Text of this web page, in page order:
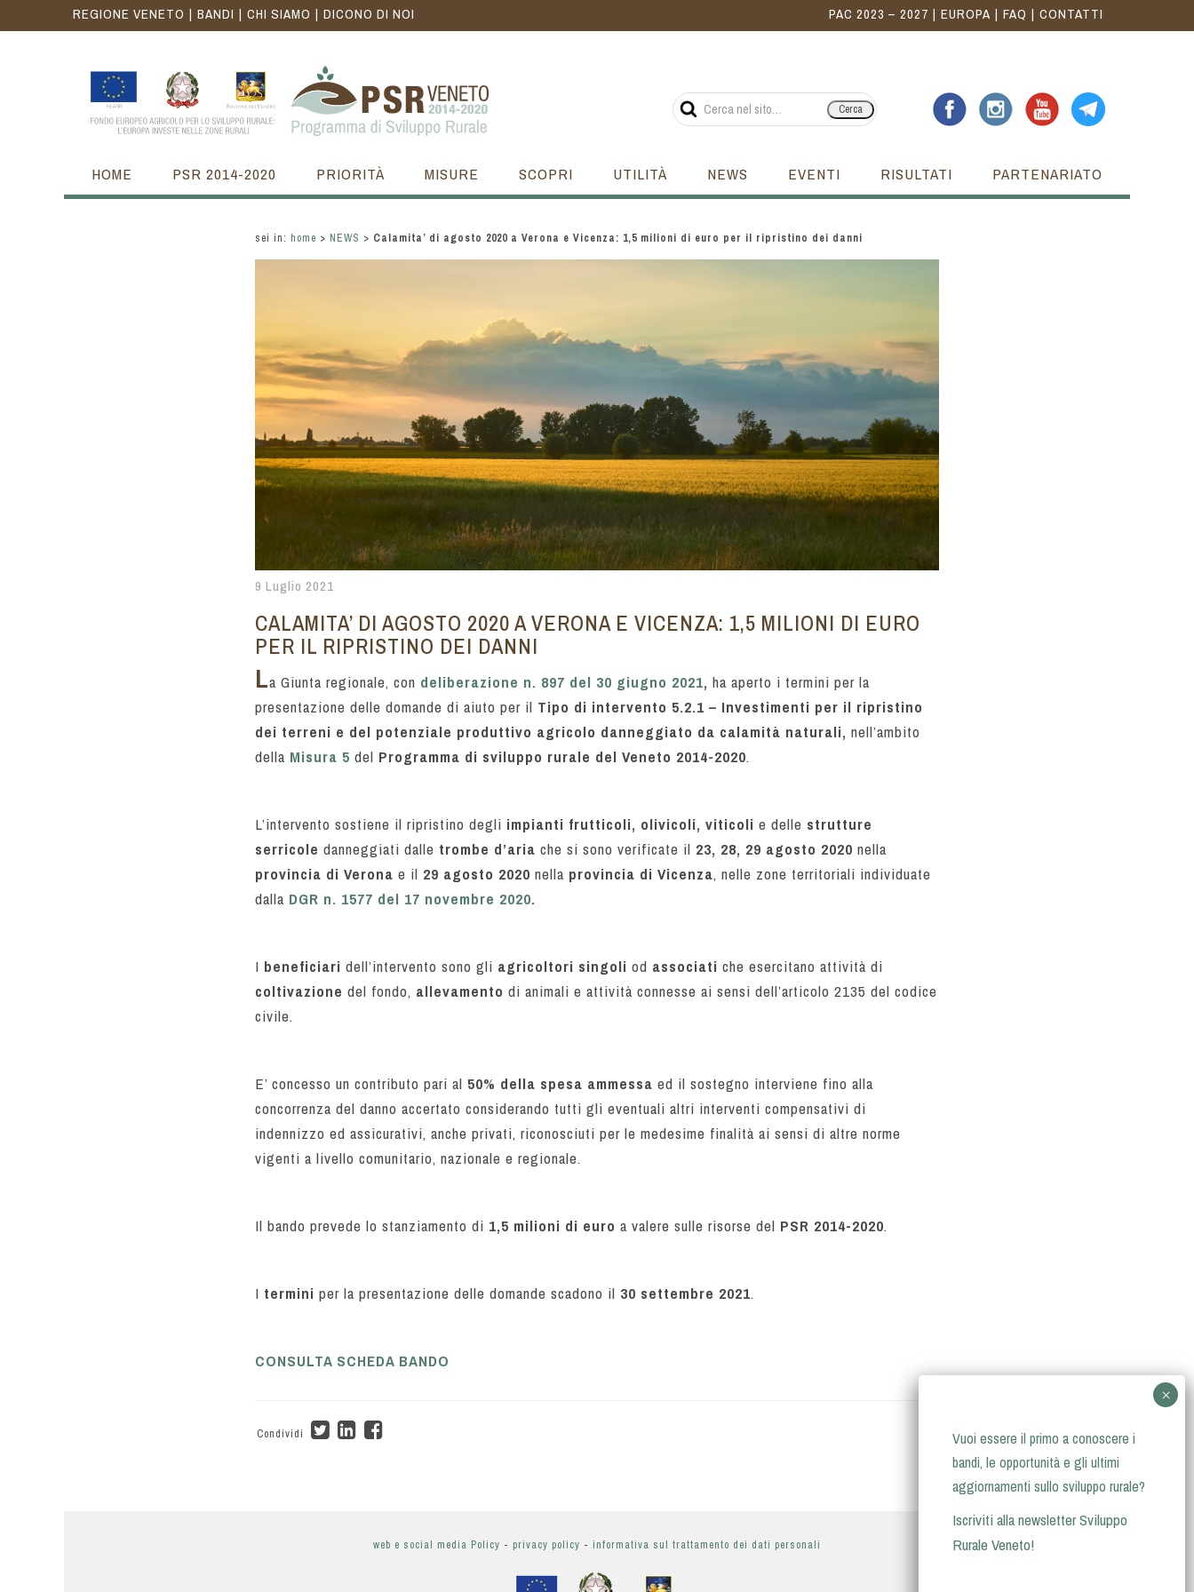
REGIONE VENETO BANDI CHI SIAMO DICONO DI NOI PAC 2023 – 2027 EUROPA FAQ CONTATTI
Cerca
HOME PSR 2014-2020 PRIORITÀ MISURE SCOPRI UTILITÀ NEWS EVENTI RISULTATI PARTENARIATO
sei in: home > NEWS > Calamita’ di agosto 2020 a Verona e Vicenza: 1,5 milioni di euro per il ripristino dei danni
9 Luglio 2021
CALAMITA’ DI AGOSTO 2020 A VERONA E VICENZA: 1,5 MILIONI DI EURO
PER IL RIPRISTINO DEI DANNI
La Giunta regionale, con deliberazione n. 897 del 30 giugno 2021, ha aperto i termini per la
presentazione delle domande di aiuto per il Tipo di intervento 5.2.1 – Investimenti per il ripristino
dei terreni e del potenziale produttivo agricolo danneggiato da calamità naturali, nell’ambito
della Misura 5 del Programma di sviluppo rurale del Veneto 2014-2020.
L’intervento sostiene il ripristino degli impianti frutticoli, olivicoli, viticoli e delle strutture
serricole danneggiati dalle trombe d’aria che si sono verificate il 23, 28, 29 agosto 2020 nella
provincia di Verona e il 29 agosto 2020 nella provincia di Vicenza, nelle zone territoriali individuate
dalla DGR n. 1577 del 17 novembre 2020.
I beneficiari dell’intervento sono gli agricoltori singoli od associati che esercitano attività di
coltivazione del fondo, allevamento di animali e attività connesse ai sensi dell’articolo 2135 del codice
civile.
E’ concesso un contributo pari al 50% della spesa ammessa ed il sostegno interviene fino alla
concorrenza del danno accertato considerando tutti gli eventuali altri interventi compensativi di
indennizzo ed assicurativi, anche privati, riconosciuti per le medesime finalità ai sensi di altre norme
vigenti a livello comunitario, nazionale e regionale.
Il bando prevede lo stanziamento di 1,5 milioni di euro a valere sulle risorse del PSR 2014-2020.
I termini per la presentazione delle domande scadono il 30 settembre 2021.
CONSULTA SCHEDA BANDO
Condividi
web e social media Policy - privacy policy - informativa sul trattamento dei dati personali
Vuoi essere il primo a conoscere i
bandi, le opportunità e gli ultimi
aggiornamenti sullo sviluppo rurale?
Iscriviti alla newsletter Sviluppo
Rurale Veneto!